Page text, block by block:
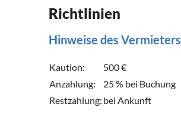
Richtlinien
Hinweise des Vermieters
Kaution:
500 €
Anzahlung:
25 % bei Buchung
Restzahlung: bei Ankunft